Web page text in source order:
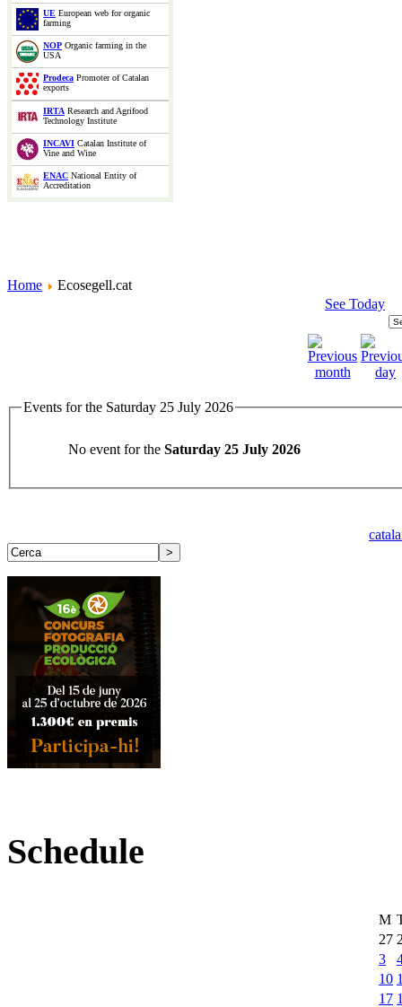
UE European web for organic
farming
NOP Organic farming in the
USA
Prodeca Promoter of Catalan
exports
IRTA Research and Agrifood
Technology Institute
INCAVI Catalan Institute of
Vine and Wine
ENAC National Entity of
Accreditation
Home
Ecosegell.cat
See Today
Events for the Saturday 25 July 2026
No event for the Saturday 25 July 2026
Schedule
M
27
3
10
17